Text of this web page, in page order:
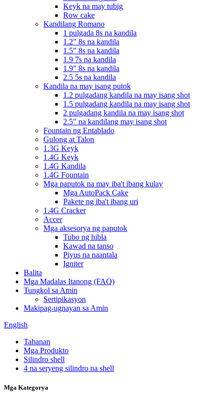
Keyk na may tubig
Row cake
Kandilang Romano
1 pulgada 8s na kandila
1.2″ 8s na kandila
1.5″ 8s na kandila
1.9 7s na kandila
1.9″ 8s na kandila
2.5 5s na kandila
Kandila na may isang putok
1.2 pulgadang kandila na may isang shot
1.5 pulgadang kandila na may isang shot
2 pulgadang kandila na may isang shot
2.5" na kandilang may isang shot
Fountain ng Entablado
Gulong at Talon
1.3G Keyk
1.4G Keyk
1.4G Kandila
1.4G Fountain
Mga paputok na may iba't ibang kulay
Mga AutoPack Cake
Pakete ng iba't ibang uri
1.4G Cracker
Accer
Mga aksesorya ng paputok
Tubo ng hibla
Kawad na tanso
Piyus na naantala
Igniter
Balita
Mga Madalas Itanong (FAQ)
Tungkol sa Amin
Sertipikasyon
Makipag-ugnayan sa Amin
English
Tahanan
Mga Produkto
Silindro shell
4 na seryeng silindro na shell
Mga Kategorya